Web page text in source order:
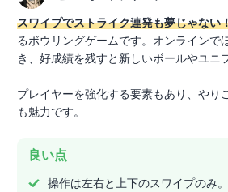
スワイプでストライク連発も夢じゃない
るボウリングゲームです。オンラインで
き、好成績を残すと新しいボールやユニ
プレイヤーを強化する要素もあり、やり
も魅力です。
良い点
操作は左右と上下のスワイプのみ